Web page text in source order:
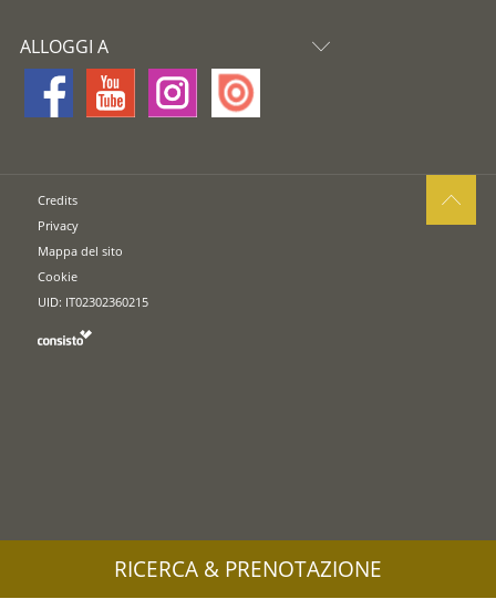
ALLOGGI A
Credits
Privacy
Mappa del sito
Cookie
UID: IT02302360215
RICERCA & PRENOTAZIONE